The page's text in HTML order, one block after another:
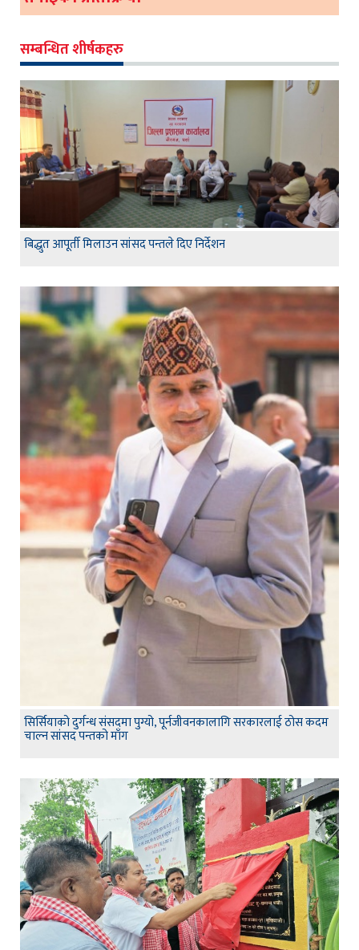
सम्बन्धित शीर्षकहरु
बिद्धुत आपूर्ती मिलाउन सांसद पन्तले दिए निर्देशन
सिर्सियाको दुर्गन्ध संसदमा पुग्यो, पूर्नजीवनकालागि सरकारलाई ठोस कदम
चाल्न सांसद पन्तको माँग